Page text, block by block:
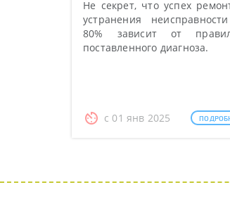
Не секрет, что успех
устранения
80% зависит от
поставленного диагноза.
с 01 янв 2025